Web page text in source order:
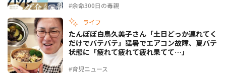
#余命300日の毒親
ライフ
#育児ニュース
たんぽぽ白鳥久美子さん「土日どっか連れてく
だけでバテバテ」猛暑でエアコン故障、夏バテ
状態に「疲れて疲れて疲れ果てて…」